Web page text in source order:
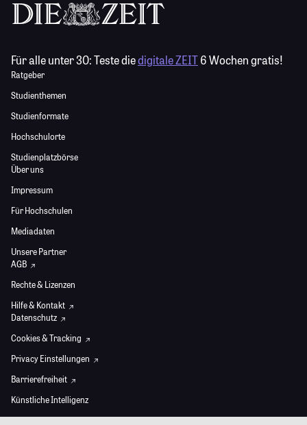
Für alle unter 30:Teste diedigitale ZEIT6 Wochen gratis!
Ratgeber
Studienthemen
Studienformate
Hochschulorte
Studienplatzbörse
Über uns
Impressum
Für Hochschulen
Mediadaten
Unsere Partner
AGB
Rechte & Lizenzen
Hilfe & Kontakt
Datenschutz
Cookies & Tracking
Privacy Einstellungen
Barrierefreiheit
Künstliche Intelligenz